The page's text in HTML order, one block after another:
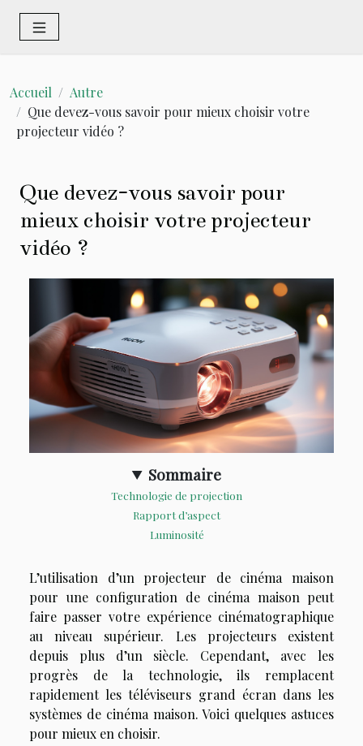
Accueil
Autre
Que devez-vous savoir pour mieux choisir votre
projecteur vidéo ?
Que devez-vous savoir pour
mieux choisir votre projecteur
vidéo ?
Sommaire
Technologie de projection
Rapport d’aspect
Luminosité
L’utilisation d’un projecteur de cinéma maison
pour une configuration de cinéma maison peut
faire passer votre expérience cinématographique
au niveau supérieur. Les projecteurs existent
depuis plus d’un siècle. Cependant, avec les
progrès de la technologie, ils remplacent
rapidement les téléviseurs grand écran dans les
systèmes de cinéma maison. Voici quelques astuces
pour mieux en choisir.